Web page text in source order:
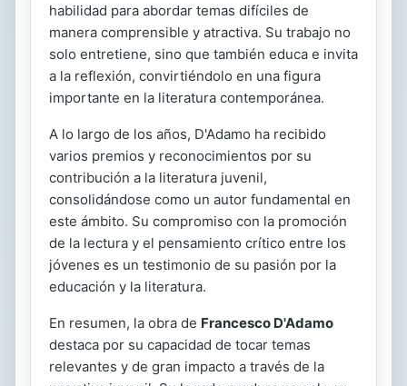
habilidad para abordar temas difíciles de
manera comprensible y atractiva. Su trabajo no
solo entretiene, sino que también educa e invita
a la reflexión, convirtiéndolo en una figura
importante en la literatura contemporánea.
A lo largo de los años, D'Adamo ha recibido
varios premios y reconocimientos por su
contribución a la literatura juvenil,
consolidándose como un autor fundamental en
este ámbito. Su compromiso con la promoción
de la lectura y el pensamiento crítico entre los
jóvenes es un testimonio de su pasión por la
educación y la literatura.
En resumen, la obra de Francesco D'Adamo
destaca por su capacidad de tocar temas
relevantes y de gran impacto a través de la